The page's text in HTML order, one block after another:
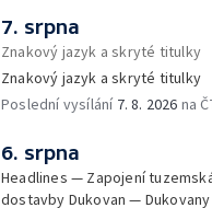
ministr spravedlnosti USA —
zpřísnilo kontroly na hranicích —
zaostává v obnovitelných
Pozorování hvězd na Jizerce —
budovy ve Zlíně — Pohřeb
Obvinění v kauze Správy
ve službách vzrostly — Další
ukrajinských dronů na sklady v
Exhumace těl obětí volyňských
Vodní elektrárny kvůli suchu
— 25 let od zápisu vily
UNESCO — Pokuta pro
7. srpna
Znakový jazyk a skryté titulky
Znakový jazyk a skryté titulky
Poslední vysílání 7. 8. 2026 na
6. srpna
Headlines — Zapojení
dostavby Dukovan —